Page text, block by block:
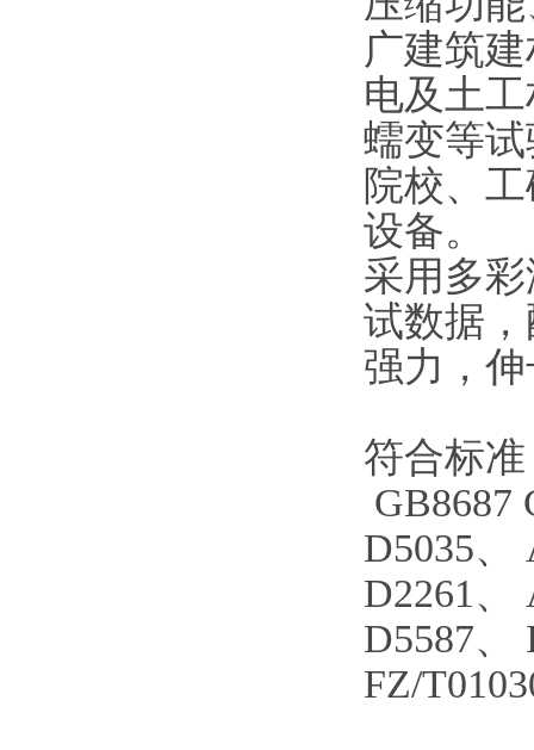
广建筑
电及土
蠕变等
院校、
设备。
采用多
试数据
强力，
符合标
GB8687
D5035、
D2261 、
D5587、
FZ/